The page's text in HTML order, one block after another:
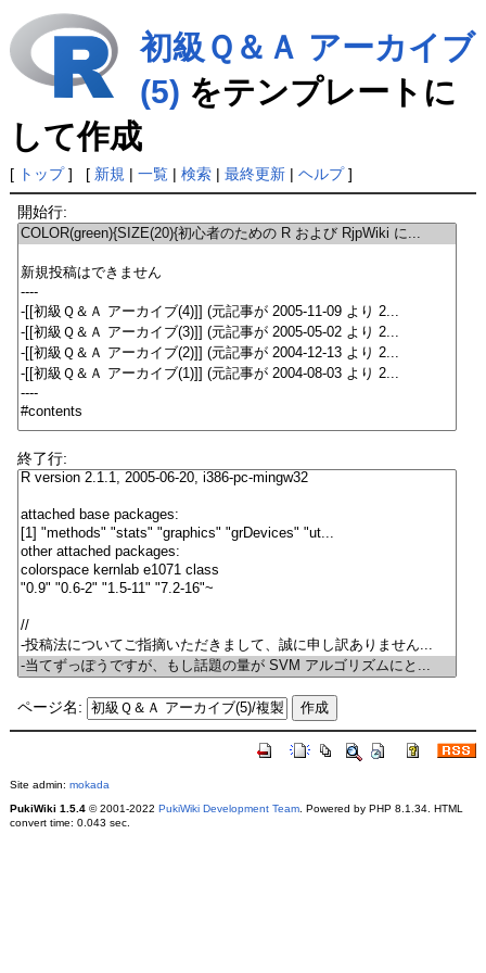
初級Ｑ＆Ａ アーカイブ
(5) をテンプレートに
して作成
[ トップ] [ 新規 | 一覧| 検索| 最終更新| ヘルプ]
開始行:
終了行:
ページ名:
Site admin: mokada
PukiWiki 1.5.4© 2001-2022 PukiWiki Development Team. Powered by PHP 8.1.34. HTML
convert time: 0.043 sec.